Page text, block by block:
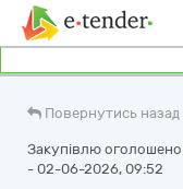
Повернутись назад
Закупівлю
- 02-06-2026, 09:52